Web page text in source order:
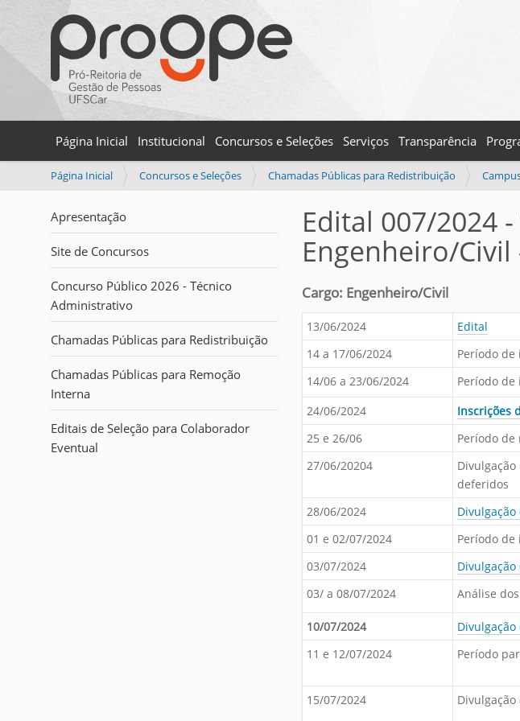
Página Inicial Institucional Concursos e Seleções Serviços Transparência
V
ê
s
á
a
q
u
i
:
Página Inicial Concursos e Seleções Chamadas Públicas para Redistribuição
Apresentação
Site de Concursos
Concurso Público 2026 - Técnico
Administrativo
Chamadas Públicas para Redistribuição
Chamadas Públicas para Remoção
Interna
Editais de Seleção para Colaborador
Eventual
Edital 007/2024
Engenheiro/Civil
Cargo: Engenheiro/Civil
13/06/2024
Edital
14 a 17/06/2024
Período
14/06 a 23/06/2024
Período de
24/06/2024
Inscrições
25 e 26/06
Período
27/06/20204
deferidos
28/06/2024
01 e 02/07/2024
Período de
03/07/2024
03/ a 08/07/2024
Análise
10/07/2024
11 e 12/07/2024
Período
15/07/2024